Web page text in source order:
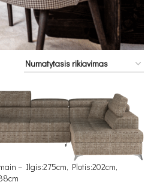
– Ilgis:275cm, Plotis:202cm,